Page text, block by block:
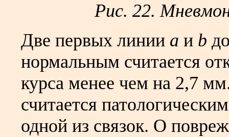
Рис. 22.
Две первых линии а и b
нормальным считается
курса менее чем на 2,7
считается
одной из связок. О